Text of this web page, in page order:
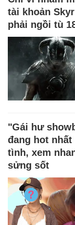
tài khoản
phải ngồi tù
"Gái hư
đang hot
tình, xem
sửng sốt